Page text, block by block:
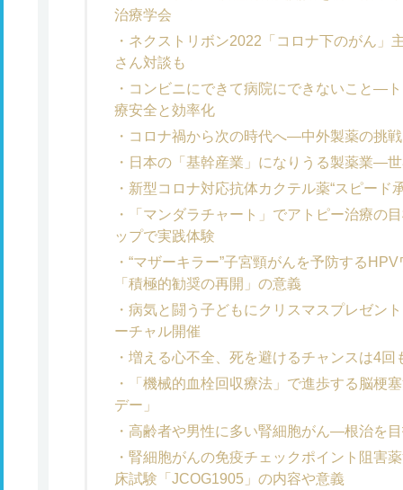
治療学会
ネクストリボン2022「コロナ下のがん」
さん対談も
コンビニにできて病院にできないこと―
療安全と効率化
コロナ禍から次の時代へ―中外製薬の挑戦
日本の「基幹産業」になりうる製薬業―
新型コロナ対応抗体カクテル薬“スピード
「マンダラチャート」でアトピー治療の
ップで実践体験
“マザーキラー”子宮頸がんを予防する
「積極的勧奨の再開」の意義
病気と闘う子どもにクリスマスプレゼン
ーチャル開催
増える心不全、死を避けるチャンスは4
「機械的血栓回収療法」で進歩する脳梗
デー」
高齢者や男性に多い腎細胞がん―根治を
腎細胞がんの免疫チェックポイント阻害
床試験「JCOG1905」の内容や意義